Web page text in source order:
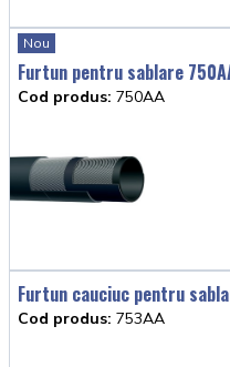
Nou
Furtun pentru sablare
Cod produs: 750AA
Furtun cauciuc pentru
Cod produs: 753AA